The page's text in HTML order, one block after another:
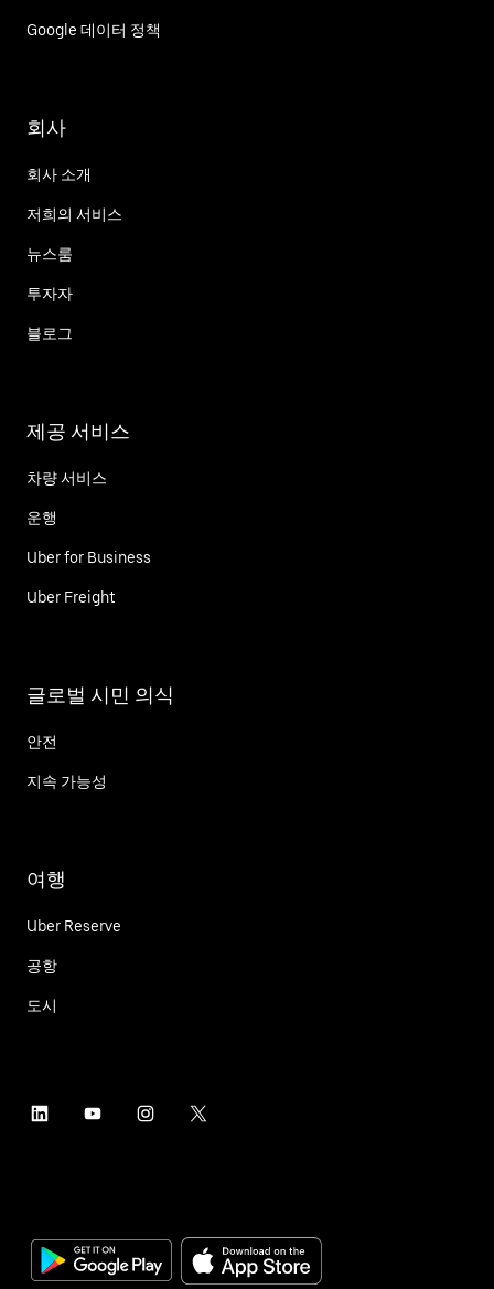
Google 데이터 정책
회사
회사 소개
저희의 서비스
뉴스룸
투자자
블로그
제공 서비스
차량 서비스
운행
Uber for Business
Uber Freight
글로벌 시민 의식
안전
지속 가능성
여행
Uber Reserve
공항
도시